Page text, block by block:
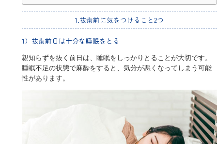
1.抜歯前に気をつけること2つ
1）抜歯前日は十分な睡眠をとる
親知らずを抜く前日は、睡眠をしっかりとることが大切です。
睡眠不足の状態で麻酔をすると、気分が悪くなってしまう可能
性があります。